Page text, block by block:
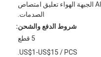
لأودي A8 D3 4E الجبهة الهواء تعليق امتصاص
الصدمات.
شروط الدفع والشحن:
5 قطع
US$1-US$15 / PCS.